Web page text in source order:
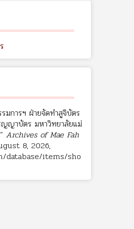
มการฯ ฝ่ายจัดทำสูจิบัตร
ญญาบัตร มหาวิทยาลัยแม่
Archives of Mae Fah
8, 2026,
database/items/sho